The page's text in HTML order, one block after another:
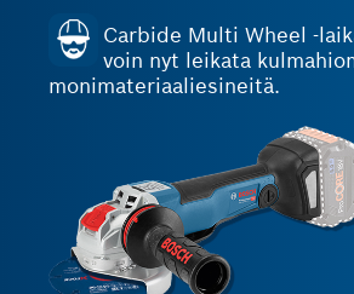
Carbide Multi Wheel -
voin nyt leikata
monimateriaaliesineitä.